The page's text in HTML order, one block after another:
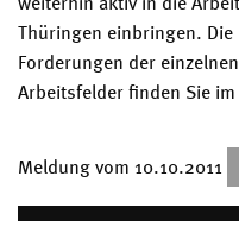
weiterhin aktiv in die
Thüringen einbringen.
Forderungen der
Arbeitsfelder finden Sie
Meldung vom 10.10.2011